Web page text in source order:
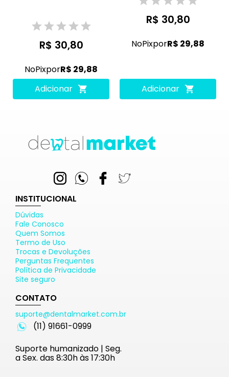
R$ 30,80
NoPixporR$ 29,88
Adicionar
R$ 30,80
NoPixporR$ 29,88
Adicionar
INSTITUCIONAL
Dúvidas
Fale Conosco
Quem Somos
Termo de Uso
Trocas e Devoluções
Perguntas Frequentes
Política de Privacidade
Site seguro
CONTATO
suporte@dentalmarket.com.br
(11) 91661-0999
Suporte humanizado | Seg.
a Sex. das 8:30h às 17:30h